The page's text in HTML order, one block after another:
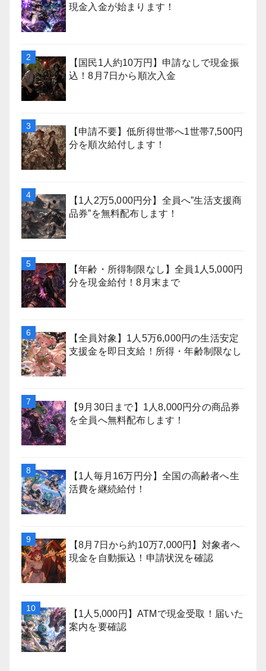
現金入金が始まります！
【国民1人約10万円】申請なしで現金振
込！8月7日から順次入金
【申請不要】低所得世帯へ1世帯7,500円
分を順次給付します！
【1人2万5,000円分】全員へ”生活支援商
品券”を無料配布します！
【年齢・所得制限なし】全員1人5,000円
分を現金給付！8月末まで
【全員対象】1人5万6,000円の生活安定
支援金を即日支給！所得・年齢制限なし
【9月30日まで】1人8,000円分の商品券
を全員へ無料配布します！
【1人毎月16万円分】全国の高齢者へ生
活費を継続給付！
【8月7日から約10万7,000円】対象者へ
現金を自動振込！申請状況を確認
【1人5,000円】ATMで現金受取！届いた
案内を要確認